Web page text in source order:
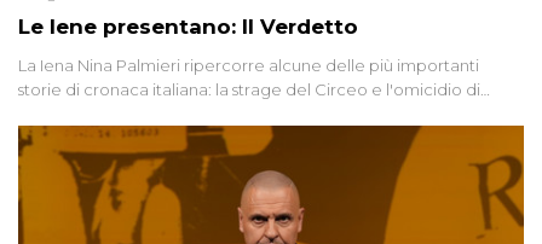
Le Iene presentano: Il Verdetto
La Iena Nina Palmieri ripercorre alcune delle più importanti
storie di cronaca italiana: la strage del Circeo e l'omicidio di